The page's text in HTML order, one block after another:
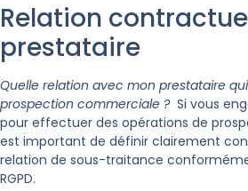
Relation
prestataire
Quelle relation avec mon prestataire
prospection commerciale ? Si vous
pour effectuer des opérations de
est important de définir clairement
relation de sous-traitance
RGPD.